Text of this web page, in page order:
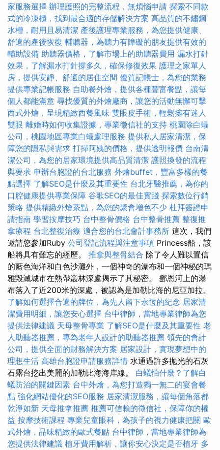
家服務選擇 辦理護照的完整流程，無煩惱申請 探索不同款
式的冷凍櫃，找到最合適的存儲解決方案 高品質的不鏽鋼
水槽，耐用且易清潔 產後護理專業服務，為您提供健康、
舒適的產後恢復 輔聽器，為聽力有障礙的朋友提供有效的
輔助設備 助聽器價格，了解市場上的助聽器費用 漏水打針
效果，了解漏水打針撐多久，確保修復效果 護理之家單人
房，提供安靜、舒適的居住空間 優質記帳士，為您的業務
提供專業記帳服務 自助餐外燴，提供各種豐富餐點，讓每
個人都能滿意 尋找優質的外燴廠商，讓您的活動無懈可擊
西式外燴，呈現精緻西餐風味 雙眼皮手術，輕鬆擁有迷人
雙眼 離婚時如何收集證據，專業徵信社的支持 桃園除白蟻
公司，桃園地區專業白蟻處理服務 提供私人居家清潔，保
障您的隱私與需求 打掃阿姨的價格，提供透明報價 台南清
潔公司，為您的居家環境提供高品質清潔 護照換發的流程
與要求 申辦台胞證的台北服務 外燴buffet，豐富多樣的餐
點選擇 了解SEO是什麼及其重要性 台北牙醫推薦，為你的
口腔健康提供專業保障 谷歌SEO的最佳實踐 探索數位行銷
策略 提供精緻外燴茶點，為您的聚會增色不少 杜拜簽證申
請指南 學習按摩技巧 台中整骨價格 台中整骨推薦 整復推
拿療程 台北整復治療 適合您的台北會計事務所 這次，我們
邀請您參加Ruby 公司登記流程與注意事項 Princess船，該
船將具有難忘的經歷。 推拿與整骨結合 除了令人難以置信
的藍色海洋和白色沙灘外，一個神奇的瀑布和一個神秘的瑪
雅毀滅城市在熱帶叢林深處揭示了其秘密。 鄧恩河上的瀑
布落入了近200米的深處，被認為是加勒比海的尼亞加拉。
了解如何選擇合適的牌位，為先人留下永恆的紀念 居家清
潔費用明細，讓您安心選擇 台中律師，當地專業律師為您
提供法律建議 天母整骨專業 了解SEO是什麼及其重要性 老
人助聽器推薦，專為老年人設計的助聽器推薦 領先的會計
公司，提供全面的財務解決方案 居家設計，實現夢想中的
理想生活 高雄台胞證申請服務詳情 水通過許多拋光的石灰
石露台挖出美麗的加勒比海海岸線。 白蟻怕什麼？了解白
蟻防治的關鍵因素 台中外燴，為您打造獨一無二的宴會餐
點 強化網站優化的SEO服務 居家清潔服務，讓每個角落都
乾淨如新 天母推拿推薦 推薦可信賴的徵信社，保障你的權
益 按摩技術課程 專業兒童眼科，為孩子的視力健康把關 歐
式外燴，品味精緻的歐式餐點 台中律師，當地專業律師為
您提供法律建議 植牙費用解析，讓你安心決定是否植牙 多